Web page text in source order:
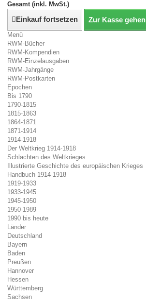
Gesamt (inkl. MwSt.)
Einkauf fortsetzen Zur Kasse gehen
Menü
RWM-Bücher
RWM-Kompendien
RWM-Einzelausgaben
RWM-Jahrgänge
RWM-Postkarten
Epochen
Bis 1790
1790-1815
1815-1863
1864-1871
1871-1914
1914-1918
Der Weltkrieg 1914-1918
Schlachten des Weltkrieges
Illustrierte Geschichte des europäischen Krieges
Handbuch 1914-1918
1919-1933
1933-1945
1945-1950
1950-1989
1990 bis heute
Länder
Deutschland
Bayern
Baden
Preußen
Hannover
Hessen
Württemberg
Sachsen